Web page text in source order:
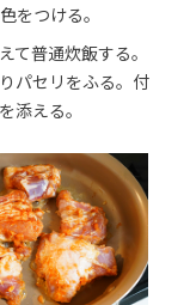
をつける。
て普通炊飯する。
パセリをふる。付
添える。